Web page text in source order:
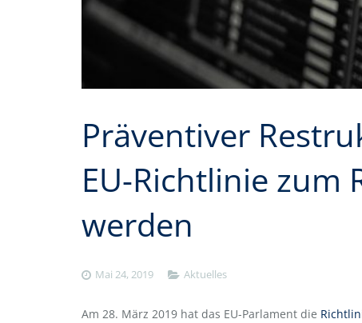
Präventiver
EU-Richtlinie
werden
Mai 24, 2019 Aktuelles
Am 28. März 2019 hat das EU-Parlament die